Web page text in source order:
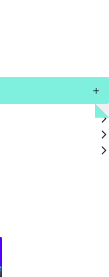
центре: